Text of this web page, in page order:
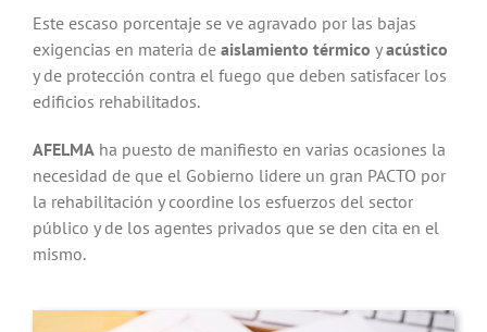
Este escaso porcentaje se ve agravado por las bajas
exigencias en materia de aislamiento térmico yacústico
y de protección contra el fuego que deben satisfacer los
edificios rehabilitados.
AFELMA ha puesto de manifiesto en varias ocasiones la
necesidad de que el Gobierno lidere un gran PACTO por
la rehabilitación y coordine los esfuerzos del sector
público y de los agentes privados que se den cita en el
mismo.